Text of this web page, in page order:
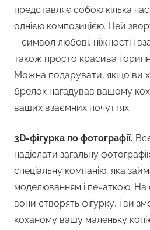
представляє собою кілька
однією композицією. Цей
– символ любові, ніжності і
також просто красива і
Можна подарувати, якщо ви
брелок нагадував вашому
ваших взаємних почуттях.
3D-фігурка по фотографії.
надіслати загальну
спеціальну компанію, яка
моделюванням і печаткою. На
вони створять фігурку, і ви
коханому вашу маленьку